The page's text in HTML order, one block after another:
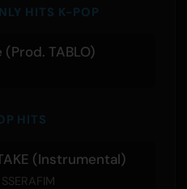
HITS K-POP
(Prod. TABLO)
HITS
(Instrumental)